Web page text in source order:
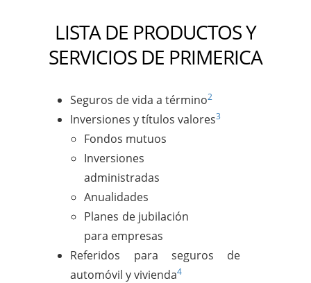
LISTA DE PRODUCTOS Y
SERVICIOS DE PRIMERICA
Seguros de vida a término2
Inversiones y títulos valores3
Fondos mutuos
Inversiones
administradas
Anualidades
Planes de jubilación
para empresas
Referidos para seguros de
automóvil y vivienda4